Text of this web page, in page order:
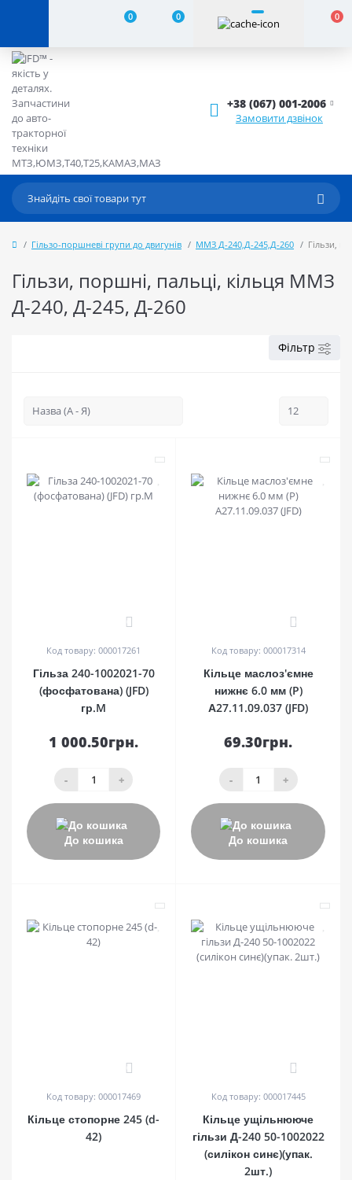
0 0 0
+38 (067) 001-2006
Замовити дзвінок
Гільзо-поршневі групи до двигунів ММЗ Д-240,Д-245,Д-260 Гільзи,
Гільзи, поршні, пальці, кільця ММЗ
Д-240, Д-245, Д-260
Фільтр
Код товару: 000017261
Гільза 240-1002021-70
(фосфатована) (JFD)
гр.M
1 000.50грн.
- +
До кошика
Код товару: 000017314
Кільце маслоз'ємне
нижнє 6.0 мм (P)
А27.11.09.037 (JFD)
69.30грн.
- +
До кошика
0
Код товару: 000017469
Кільце стопорне 245 (d-
42)
0
Код товару: 000017445
Кільце ущільнююче
гільзи Д-240 50-1002022
(силікон синє)(упак.
2шт.)